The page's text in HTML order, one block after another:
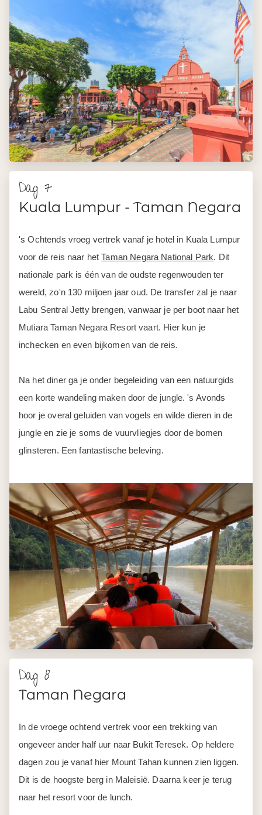
Dag 7
Kuala Lumpur - Taman Negara
's Ochtends vroeg vertrek vanaf je hotel in Kuala Lumpur
voor de reis naar hetTaman Negara National Park. Dit
nationale park is één van de oudste regenwouden ter
wereld, zo'n 130 miljoen jaar oud. De transfer zal je naar
Labu Sentral Jetty brengen, vanwaar je per boot naar het
Mutiara Taman Negara Resort vaart. Hier kun je
inchecken en even bijkomen van de reis.
Na het diner ga je onder begeleiding van een natuurgids
een korte wandeling maken door de jungle. 's Avonds
hoor je overal geluiden van vogels en wilde dieren in de
jungle en zie je soms de vuurvliegjes door de bomen
glinsteren. Een fantastische beleving.
Dag 8
Taman Negara
In de vroege ochtend vertrek voor een trekking van
ongeveer ander half uur naar Bukit Teresek. Op heldere
dagen zou je vanaf hier Mount Tahan kunnen zien liggen.
Dit is de hoogste berg in Maleisië. Daarna keer je terug
naar het resort voor de lunch.